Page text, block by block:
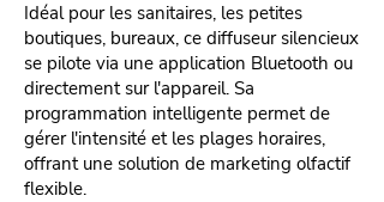
Idéal pour les sanitaires, les petites
boutiques, bureaux, ce diffuseur silencieux
se pilote via une application Bluetooth ou
directement sur l'appareil. Sa
programmation intelligente permet de
gérer l'intensité et les plages horaires,
offrant une solution de marketing olfactif
flexible.